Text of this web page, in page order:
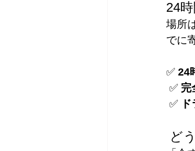
24
場所
でに
✅ 24
✅ 完
✅
ど